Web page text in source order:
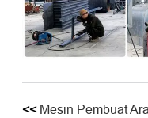
<< Mesin Pembuat